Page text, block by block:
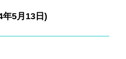
年5月13日)